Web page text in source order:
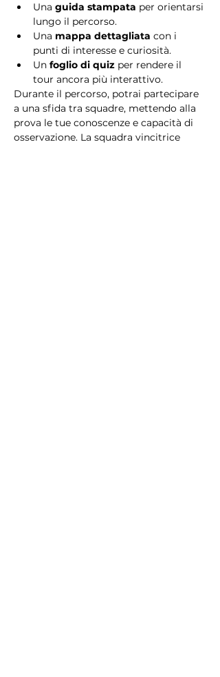
Una guida stampata per orientarsi
lungo il percorso.
Una mappa dettagliata con i
punti di interesse e curiosità.
Un foglio di quiz per rendere il
tour ancora più interattivo.
Durante il percorso, potrai partecipare
a una sfida tra squadre, mettendo alla
prova le tue conoscenze e capacità di
osservazione. La squadra vincitrice